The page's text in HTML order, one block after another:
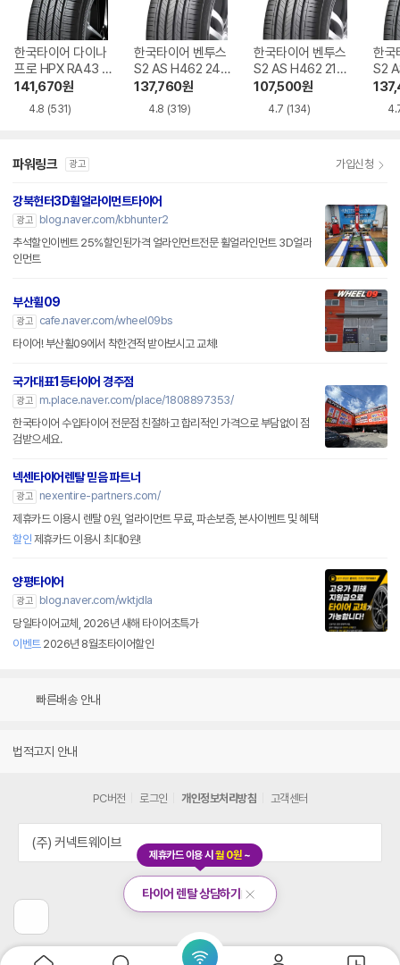
한국타이어 다이나
프로 HPX RA43 2
35/55R19
141,670원
4.8 (531)
한국타이어 벤투스
S2 AS H462 245/
45R18
137,760원
4.8 (319)
한국타이어 벤투스
S2 AS H462 215/
55R17
107,500원
4.7 (134)
한국
S2
파워링크 광고 가입신청
강북헌터3D휠얼라이먼트타이어
광고
blog.naver.com/kbhunter2
추석할인이벤트 25%할인된가격 얼라인먼트전문 휠얼라인먼트 3D얼라
인먼트
부산휠09
광고
cafe.naver.com/wheel09bs
타이어! 부산휠09에서 착한견적 받아보시고 교체!
국가대표1등타이어 경주점
광고
m.place.naver.com/place/1808897353/
한국타이어 수입타이어 전문점 친절하고 합리적인 가격으로 부담없이 점
검받으세요.
넥센타이어렌탈 믿음 파트너
광고
nexentire-partners.com/
제휴카드 이용시 렌탈 0원, 얼라이먼트 무료, 파손보증, 본사이벤트 및 혜택
할인 제휴카드 이용시 최대0원!
양평타이어
광고
blog.naver.com/wktjdla
당일타이어교체, 2026년 새해 타이어초특가
이벤트2026년 8월초타이어할인
빠른배송 안내
법적고지 안내
제휴카드 이용 시월 0원~
타이어 렌탈 상담하기
닫
기
전
페
이
PC버전 로그인 개인정보처리방침 고객센터
(주) 커넥트웨이브